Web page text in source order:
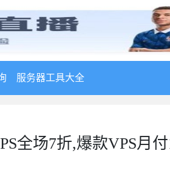
服务器工具大全
全场7折,爆款VPS月付